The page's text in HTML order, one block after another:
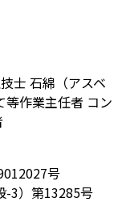
士 石綿（アスベ
等作業主任者 コン
号
-3）第13285号